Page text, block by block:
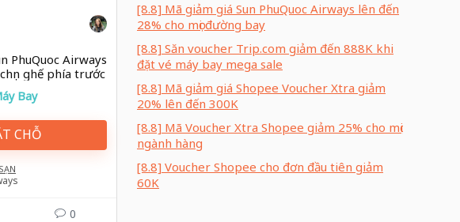
PhuQuoc Airways
ghế phía trước
Chí Minh –
Bay
CHỖ
0
[8.8] Mã giảm giá Sun PhuQuoc Airways lên đến
28% cho mọi đường bay
[8.8] Săn voucher Trip.com giảm đến 888K khi
đặt vé máy bay mega sale
[8.8] Mã giảm giá Shopee Voucher Xtra giảm
20% lên đến 300K
[8.8] Mã Voucher Xtra Shopee giảm 25% cho mọi
ngành hàng
[8.8] Voucher Shopee cho đơn đầu tiên giảm
60K